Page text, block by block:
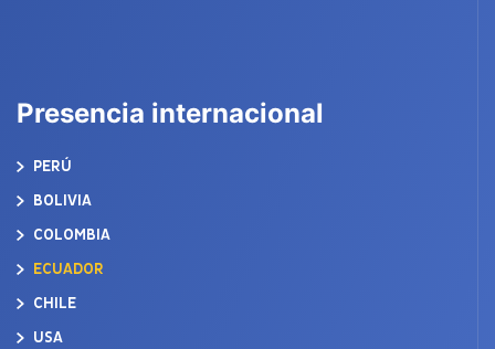
Presencia internacional
PERÚ
BOLIVIA
COLOMBIA
ECUADOR
CHILE
USA